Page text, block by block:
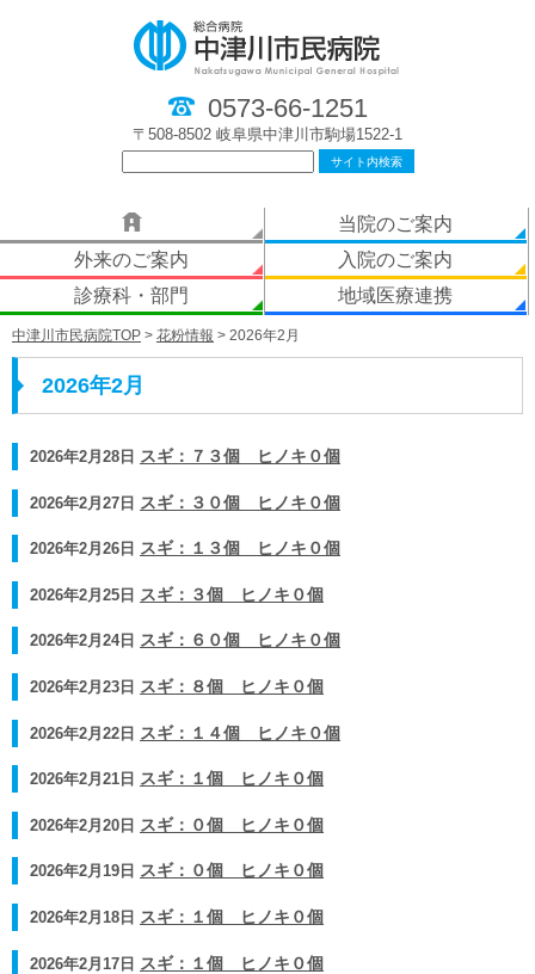
0573-66-1251
〒508-8502 岐阜県中津川市駒場1522-1
当院のご案内
外来のご案内
入院のご案内
診療科・部門
地域医療連携
中津川市民病院TOP > 花粉情報 > 2026年2月
2026年2月
2026年2月28日 スギ：７３個 ヒノキ０個
2026年2月27日 スギ：３０個 ヒノキ０個
2026年2月26日 スギ：１３個 ヒノキ０個
2026年2月25日 スギ：３個 ヒノキ０個
2026年2月24日 スギ：６０個 ヒノキ０個
2026年2月23日 スギ：８個 ヒノキ０個
2026年2月22日 スギ：１４個 ヒノキ０個
2026年2月21日 スギ：１個 ヒノキ０個
2026年2月20日 スギ：０個 ヒノキ０個
2026年2月19日 スギ：０個 ヒノキ０個
2026年2月18日 スギ：１個 ヒノキ０個
2026年2月17日 スギ：１個 ヒノキ０個